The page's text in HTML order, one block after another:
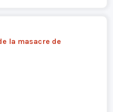
la masacre de